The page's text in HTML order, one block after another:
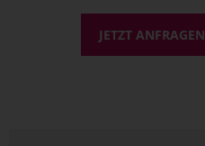
JETZT ANFRAGEN